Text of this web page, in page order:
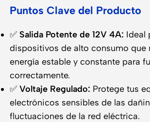
Puntos Clave del Producto
✅ Salida Potente de 12V 4A: Ideal
dispositivos de alto consumo que
energía estable y constante para
correctamente.
✅ Voltaje Regulado: Protege tus
electrónicos sensibles de las
fluctuaciones de la red eléctrica.